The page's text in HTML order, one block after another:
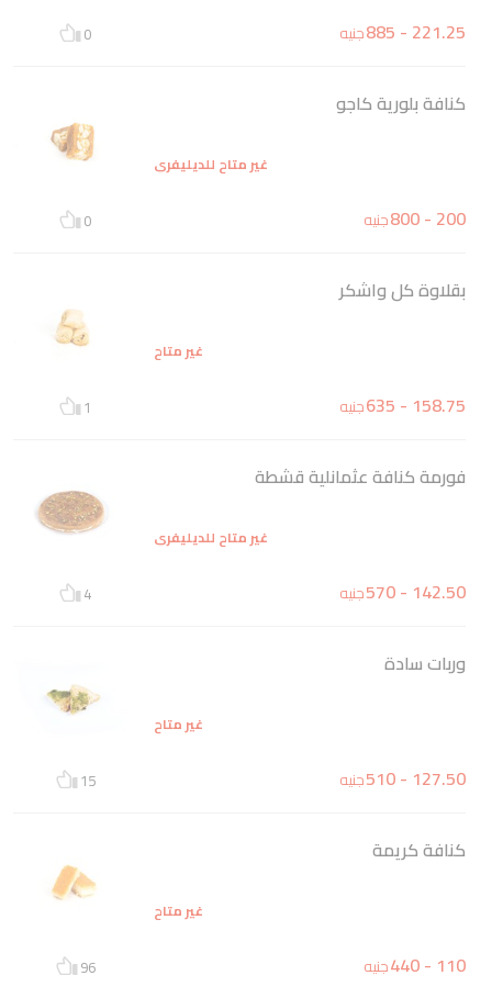
221.25 - 885 جنيه 0
كنافة بلورية كاجو
غير متاح للديليفري
200 - 800 جنيه 0
بقلاوة كل واشكر
غير متاح
158.75 - 635 جنيه 1
فورمة كنافة عثمانلية قشطة
غير متاح للديليفري
142.50 - 570 جنيه 4
وربات سادة
غير متاح
127.50 - 510 جنيه 15
كنافة كريمة
غير متاح
110 - 440 جنيه 96